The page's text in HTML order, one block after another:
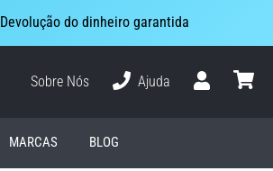
Devolução do dinheiro garantida
Sobre Nós
Ajuda
MARCAS BLOG